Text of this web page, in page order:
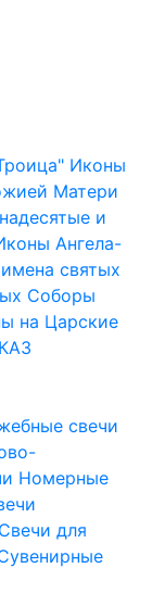
Иконы
Матери
и
Ангела-
святых
Соборы
на Царские
свечи
Номерные
Свечи для